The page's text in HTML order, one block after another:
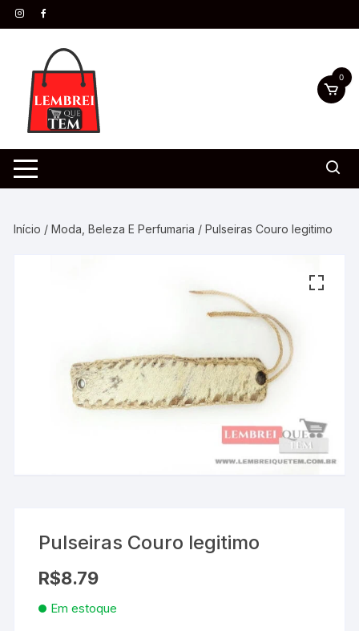
0
Início /Moda, Beleza E Perfumaria / Pulseiras Couro legitimo
Pulseiras Couro legitimo
R$8.79
Em estoque